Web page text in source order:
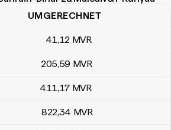
Dinar zu Malediven-Rufiyaa
UMGERECHNET
41,12 MVR
205,59 MVR
411,17 MVR
822,34 MVR